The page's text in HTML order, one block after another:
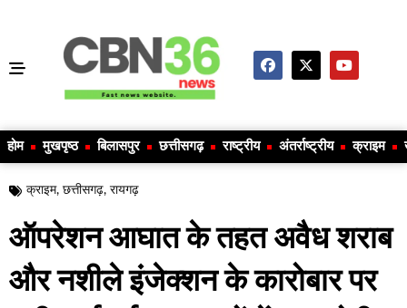
होम मुखपृष्ठ बिलासपुर छत्तीसगढ़ राष्ट्रीय अंतर्राष्ट्रीय क्राइम
क्राइम, छत्तीसगढ़, रायगढ़
ऑपरेशन आघात के तहत अवैध शराब
और नशीले इंजेक्शन के कारोबार पर